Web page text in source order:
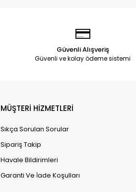
Güvenli Alışveriş
Güvenli ve kolay ödeme sistemi
MÜŞTERİ HİZMETLERİ
Sıkça Sorulan Sorular
Sipariş Takip
Havale Bildirimleri
Garanti Ve İade Koşulları